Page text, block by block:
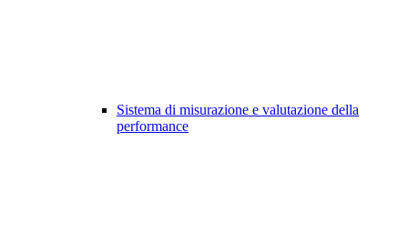
Sistema di misurazione e valutazione della
performance